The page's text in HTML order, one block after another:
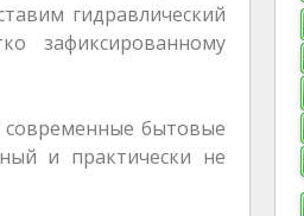
гидравлический
зафиксированному
современные бытовые
и практически не